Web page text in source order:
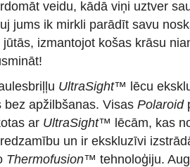
veidu, kādā viņi uztver
jums ik mirkli parādīt savu
izmantojot košas krāsu
UltraSight™ lēcu
apžilbšanas. Visas Polaroid
ar UltraSight™ lēcām, kas
un ir ekskluzīvi
Thermofusion™ tehnoloģiju.